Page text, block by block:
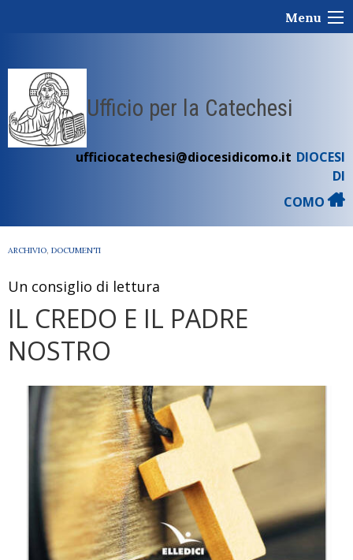
Menu
Ufficio per la Catechesi
ufficiocatechesi@diocesidicomo.it DIOCESI
DI
COMO
ARCHIVIO, DOCUMENTI
Un consiglio di lettura
IL CREDO E IL PADRE
NOSTRO